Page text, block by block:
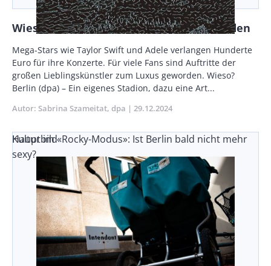
Wieso Konzerttickets immer teurer werden
Body
Mega-Stars wie Taylor Swift und Adele verlangen Hunderte
Euro für ihre Konzerte. Für viele Fans sind Auftritte der
großen Lieblingskünstler zum Luxus geworden. Wieso?
Berlin (dpa) – Ein eigenes Stadion, dazu eine Art...
Autor Sabrina Szameitat dpa Publikationsdatum
29.12.2024
Kultur im «Rocky-Modus»: Ist Berlin bald nicht mehr
sexy?
Hauptbild